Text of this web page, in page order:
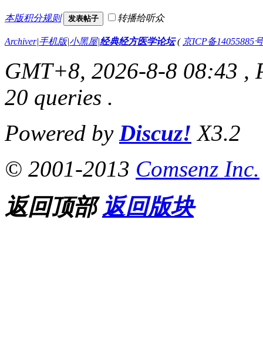
本版积分规则 发表帖子 转播给听众
Archiver|手机版|小黑屋|经典经方医学论坛( 京ICP备14055885
GMT+8, 2026-8-8 08:43 ,
20 queries .
Powered by Discuz! X3.2
© 2001-2013 Comsenz Inc.
返回顶部 返回版块